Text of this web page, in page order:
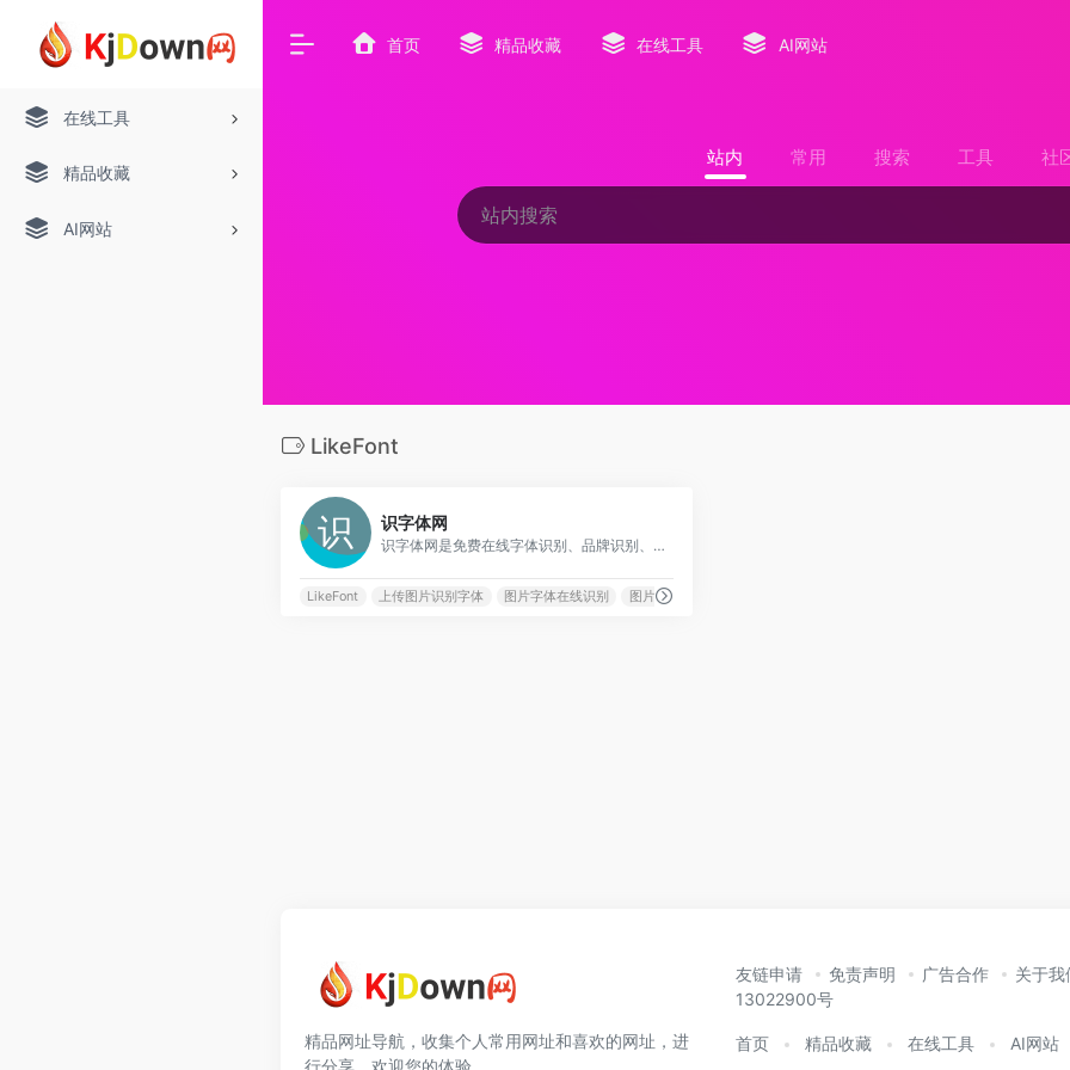
在线工具
精品收藏
AI网站
首页 精品收藏 在线工具 AI网站
站内 常用 搜索 工具 社
LikeFont
识字体网
识字体网是免费在线字体识别、品牌识别、字体下载、字体搜索和问答社区网站，免费下载Windows、macOS、Linux、Android、iOS/iPad/iPhone字体识别扫一扫软件。无人值守的自动识别和自动/手动拼字，结合人工智能、大数据和搜索技术，可快速识别中文、英文、日文、韩文等全球文字，帮您购买与使用合规字体避免字体侵权风险。
LikeFont 上传图片识别字体 图片字体在线识别 图片字体识别
精品网址导航，收集个人常用网址和喜欢的网址，进
行分享，欢迎您的体验。
友链申请 免责声明 广告合作
关于我
13022900号
首页 精品收藏 在线工具 AI网站